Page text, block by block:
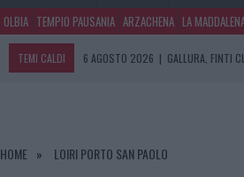
OLBIA TEMPIO PAUSANIA ARZACHENA LA
TEMI CALDI 6 AGOSTO 2026 | GALLURA, FINTI
6 AGOSTO 2026 | ANDREA MURA CONQUISTA
HOME LOIRI PORTO SAN PAOLO